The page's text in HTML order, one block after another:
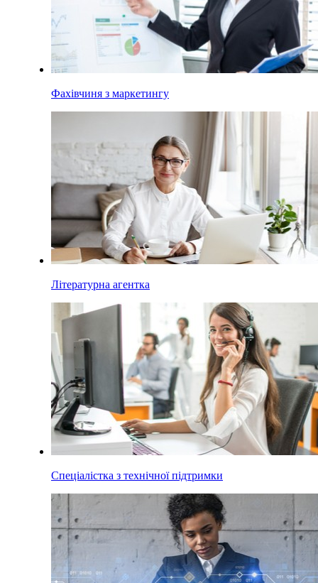
Фахівчиня з маркетингу
Літературна агентка
Спеціалістка з технічної підтримки